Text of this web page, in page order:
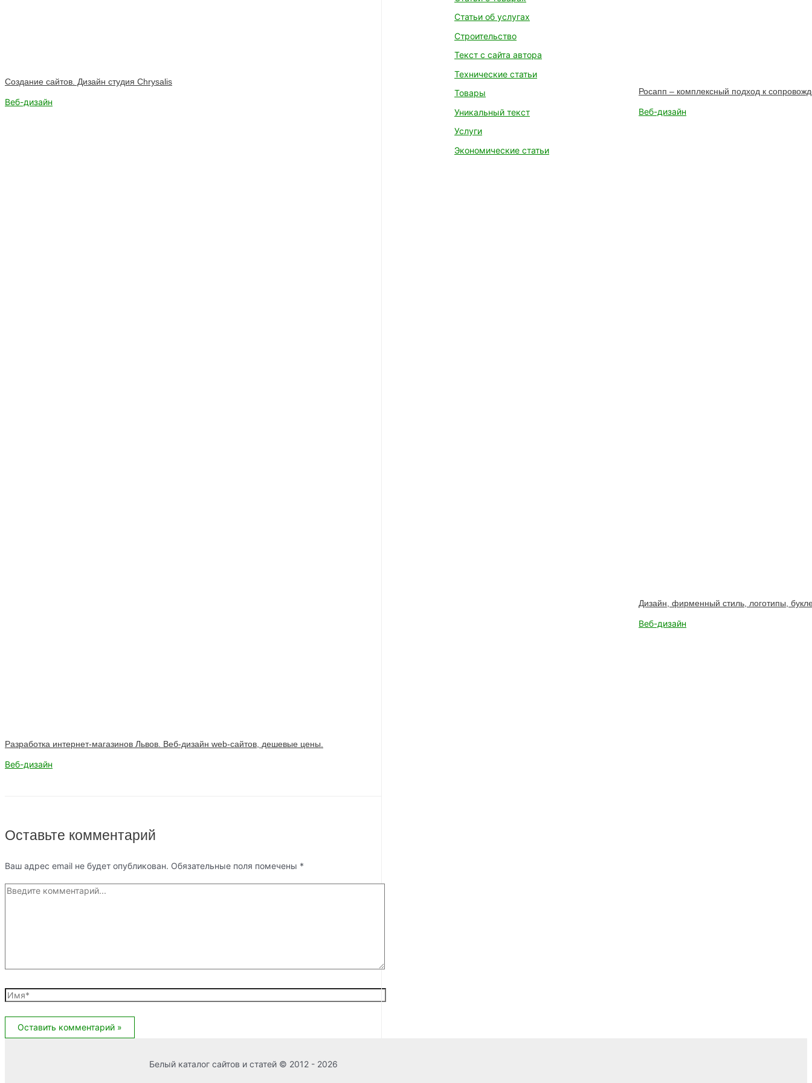
Создание сайтов. Дизайн студия Chrysalis
Веб-дизайн
Росапп – комплексный подход к
Веб-дизайн
Разработка интернет-магазинов Львов. Веб-дизайн web-сайтов, дешевые цены.
Веб-дизайн
Дизайн, фирменный стиль, логотипы,
Веб-дизайн
Оставьте комментарий
Ваш адрес email не будет опубликован. Обязательные поля помечены *
Введите
комментарий...
Имя*
Статьи об услугах
Строительство
Текст с сайта автора
Технические статьи
Товары
Уникальный текст
Услуги
Экономические статьи
Белый каталог сайтов и статей © 2012 - 2026